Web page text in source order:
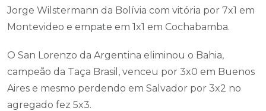
Jorge Wilstermann da Bolívia com vitória por 7x1 em
Montevideo e empate em 1x1 em Cochabamba.
O San Lorenzo da Argentina eliminou o Bahia,
campeão da Taça Brasil, venceu por 3x0 em Buenos
Aires e mesmo perdendo em Salvador por 3x2 no
agregado fez 5x3.